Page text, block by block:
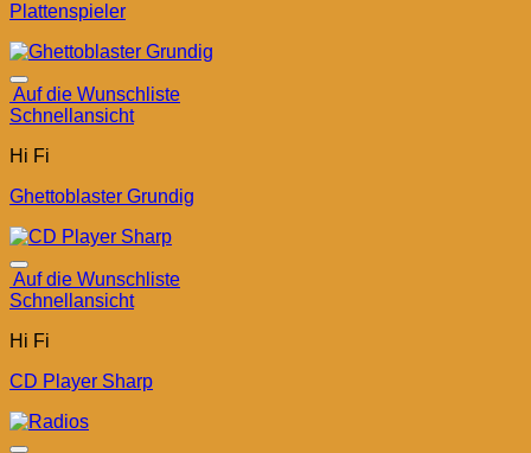
Plattenspieler
Auf die Wunschliste
Schnellansicht
Hi Fi
Ghettoblaster Grundig
Auf die Wunschliste
Schnellansicht
Hi Fi
CD Player Sharp